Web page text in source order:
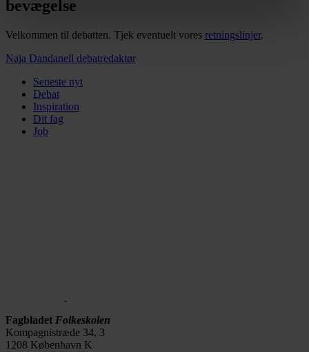
vores privatlivspolitik, som du kan finde her:
https://www.folkeskolen.dk/persondata/
bevægelse
Velkommen til debatten. Tjek eventuelt vores retningslinjer.
Naja Dandanell debatredaktør
Seneste nyt
Debat
Inspiration
Dit fag
Job
Fagbladet Folkeskolen
Kompagnistræde 34, 3
1208 København K